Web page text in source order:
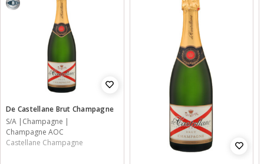
De Castellane Brut Champagne
S/A
Champagne
Champagne AOC
Castellane Champagne